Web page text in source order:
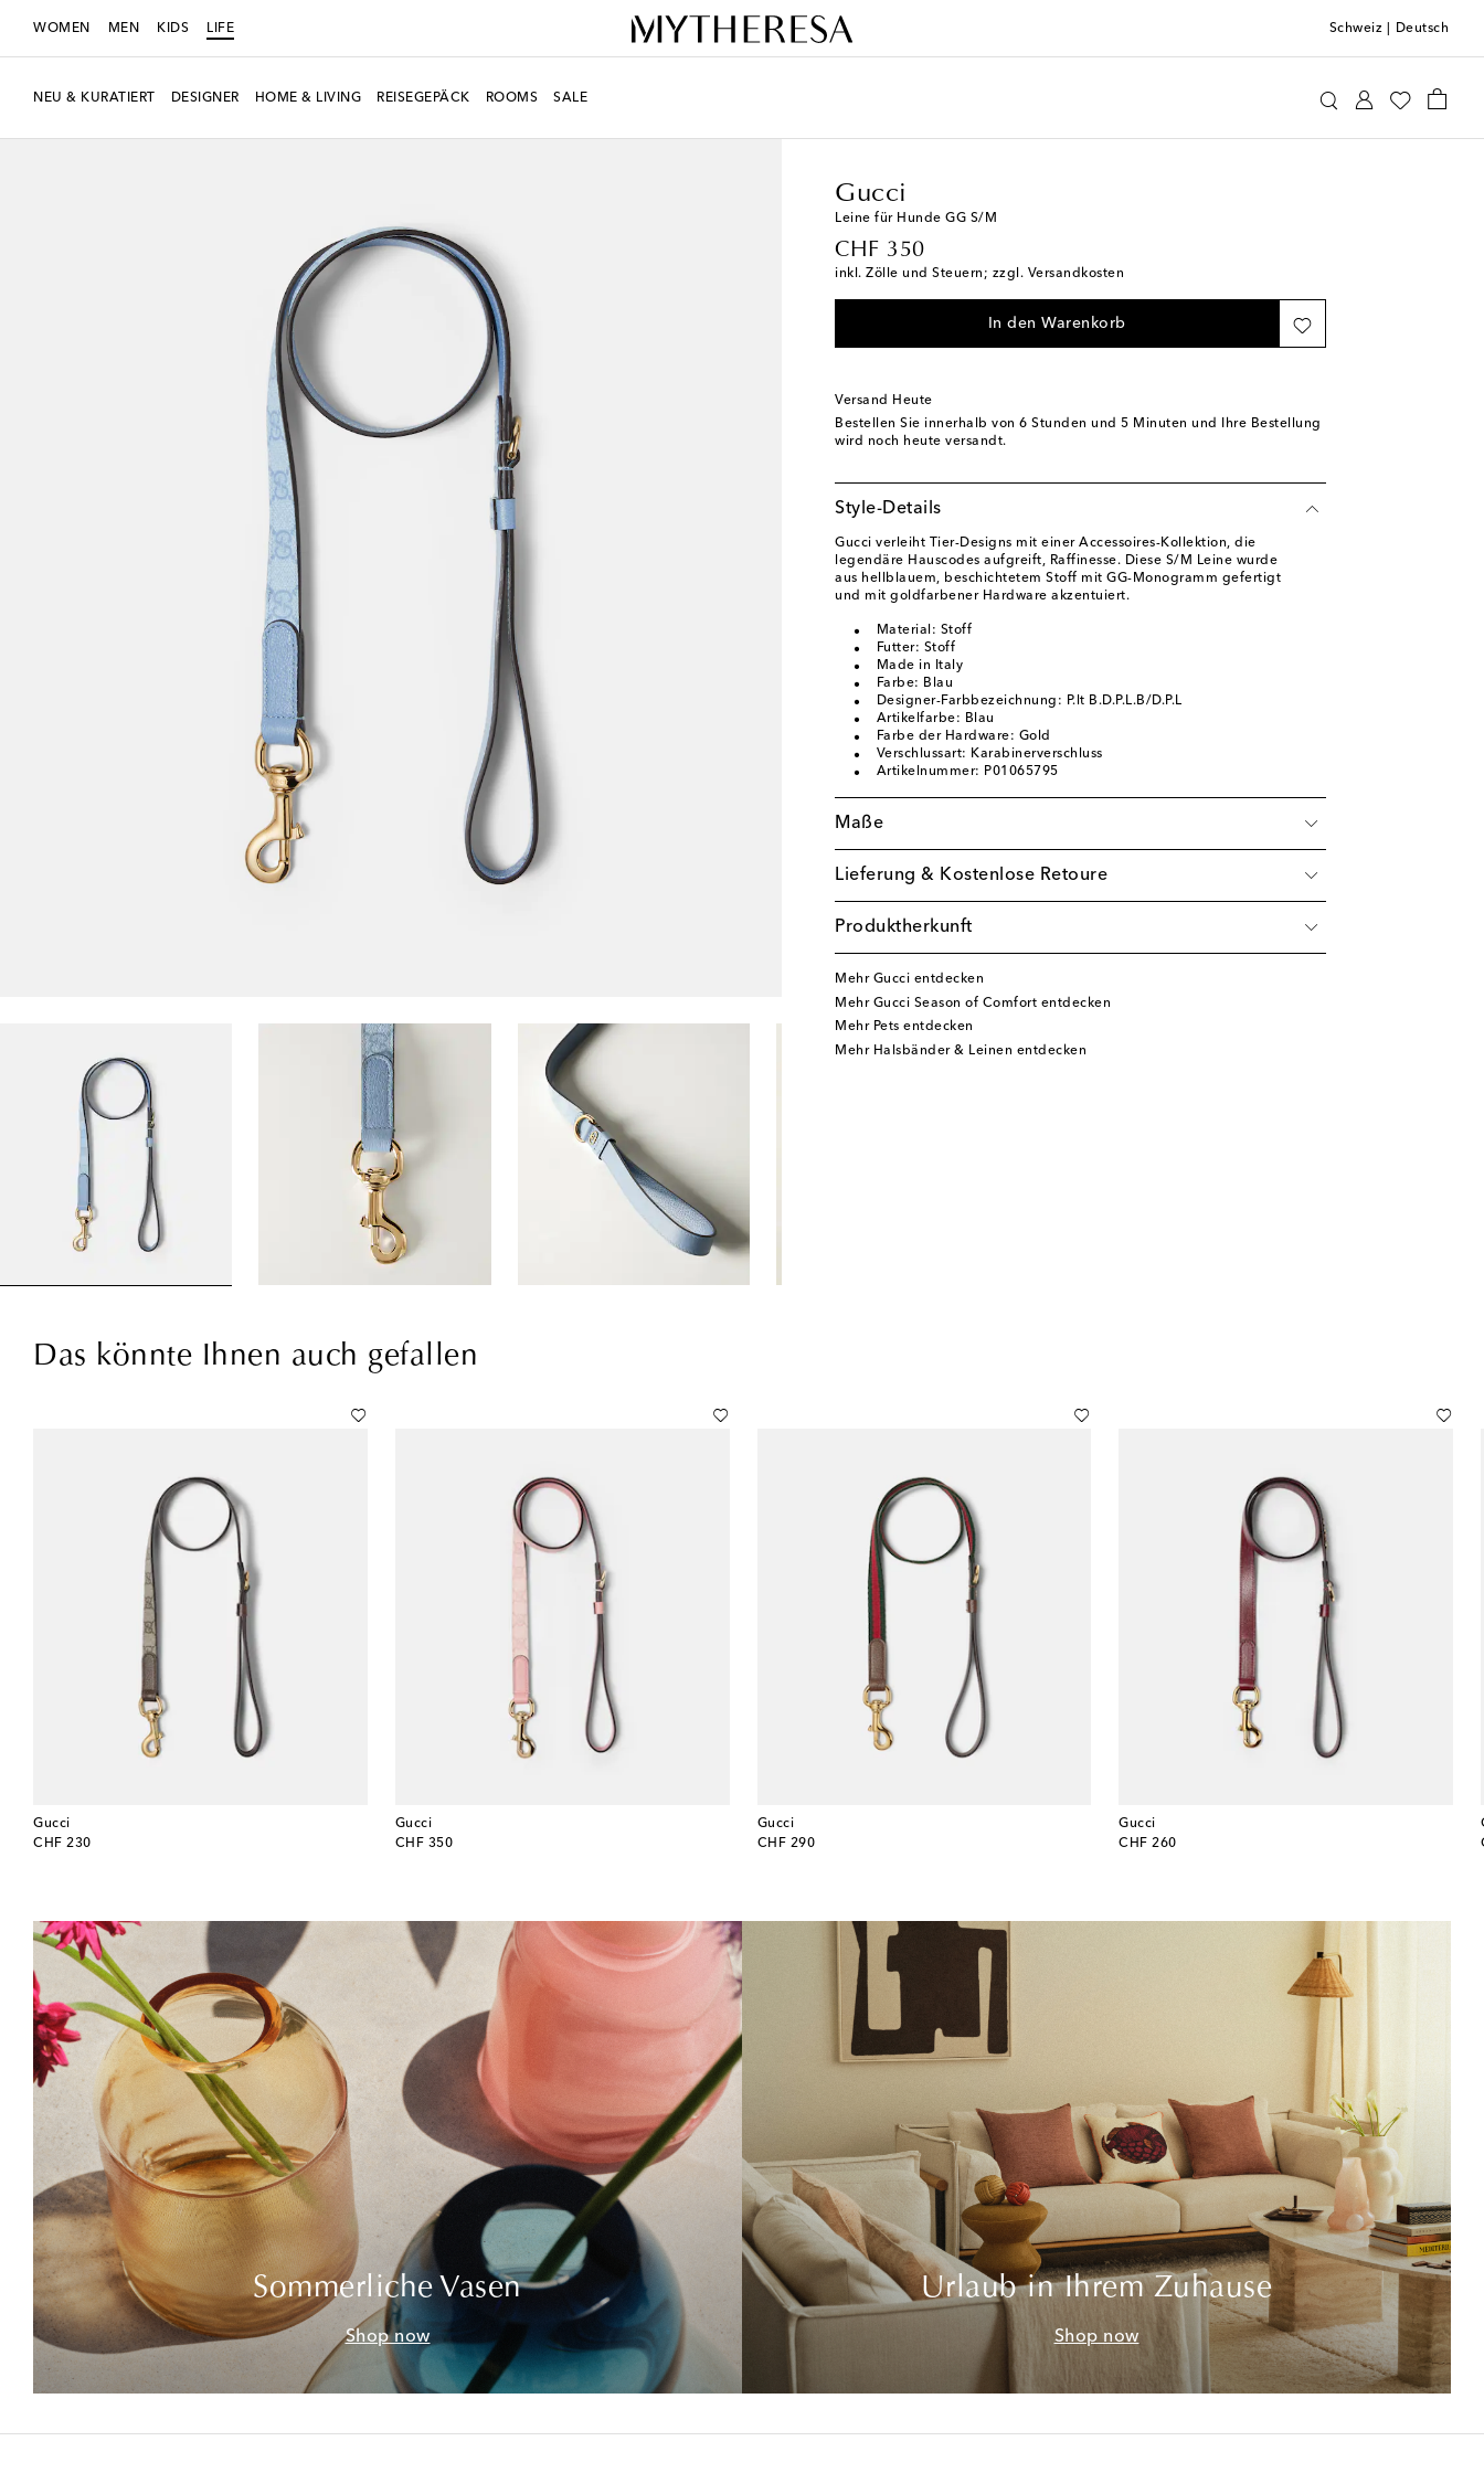
WOMEN MEN KIDS LIFE Schweiz Deutsch
NEU & KURATIERT DESIGNER HOME & LIVING REISEGEPÄCK ROOMS SALE
Gucci
Leine für Hunde GG S/M
CHF 350
original price
inkl. Zölle und Steuern; zzgl. Versandkosten
In den Warenkorb
Versand Heute
Bestellen Sie innerhalb von 6 Stunden und 5 Minuten und Ihre Bestellung
wird noch heute versandt.
Style-Details
Gucci verleiht Tier-Designs mit einer Accessoires-Kollektion, die
legendäre Hauscodes aufgreift, Raffinesse. Diese S/M Leine wurde
aus hellblauem, beschichtetem Stoff mit GG-Monogramm gefertigt
und mit goldfarbener Hardware akzentuiert.
Material: Stoff
Futter: Stoff
Made in Italy
Farbe: Blau
Designer-Farbbezeichnung: P.lt B.D.P.L.B/D.P.L
Artikelfarbe: Blau
Farbe der Hardware: Gold
Verschlussart: Karabinerverschluss
Artikelnummer: P01065795
Maße
Lieferung & Kostenlose Retoure
Produktherkunft
Mehr Gucci entdecken
Mehr Gucci Season of Comfort entdecken
Mehr Pets entdecken
Mehr Halsbänder & Leinen entdecken
Das könnte Ihnen auch gefallen
Gucci
CHF 230
original price
Gucci
CHF 350
original price
Gucci
CHF 290
original price
Gucci
CHF 260
original price
Sommerliche Vasen
Shop now
Urlaub in Ihrem Zuhause
Shop now